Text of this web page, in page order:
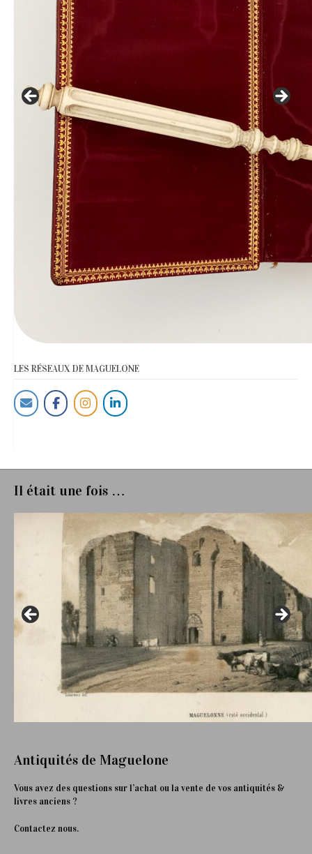
LES RÉSEAUX DE MAGUELONE
Il était une fois …
Antiquités de Maguelone
Vous avez des questions sur l’achat ou la vente de vos antiquités &
livres anciens ?
Contactez nous.